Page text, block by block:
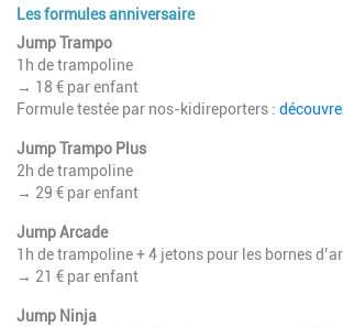
Les formules anniversaire
Jump Trampo
1h de trampoline
→ 18 € par enfant
Formule testée par nos-kidireporters :
Jump Trampo Plus
2h de trampoline
→ 29 € par enfant
Jump Arcade
1h de trampoline + 4 jetons pour les bornes
→ 21 € par enfant
Jump Ninja